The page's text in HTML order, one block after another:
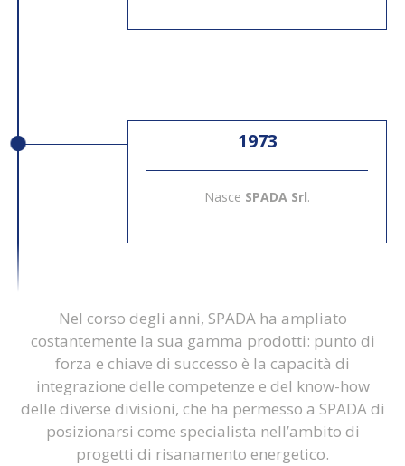
1973
Nasce SPADA Srl.
Nel corso degli anni, SPADA ha ampliato
costantemente la sua gamma prodotti: punto di
forza e chiave di successo è la capacità di
integrazione delle competenze e del know-how
delle diverse divisioni, che ha permesso a SPADA di
posizionarsi come specialista nell’ambito di
progetti di risanamento energetico.